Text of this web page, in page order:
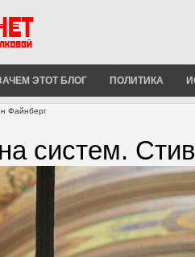
ЭТОТ БЛОГ ПОЛИТИКА
Файнберг
систем.